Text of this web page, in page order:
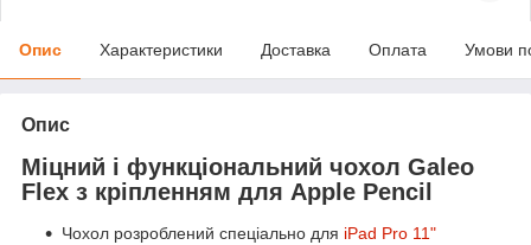
Опис Характеристики Доставка Оплата Умови
Опис
Міцний і функціональний чохол Galeo
Flex з кріпленням для Apple Pencil
Чохол розроблений спеціально для iPad Pro 11"